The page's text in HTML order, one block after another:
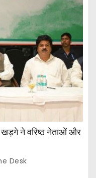
खड़गे ने वरिष्ठ नेताओं और
Desk